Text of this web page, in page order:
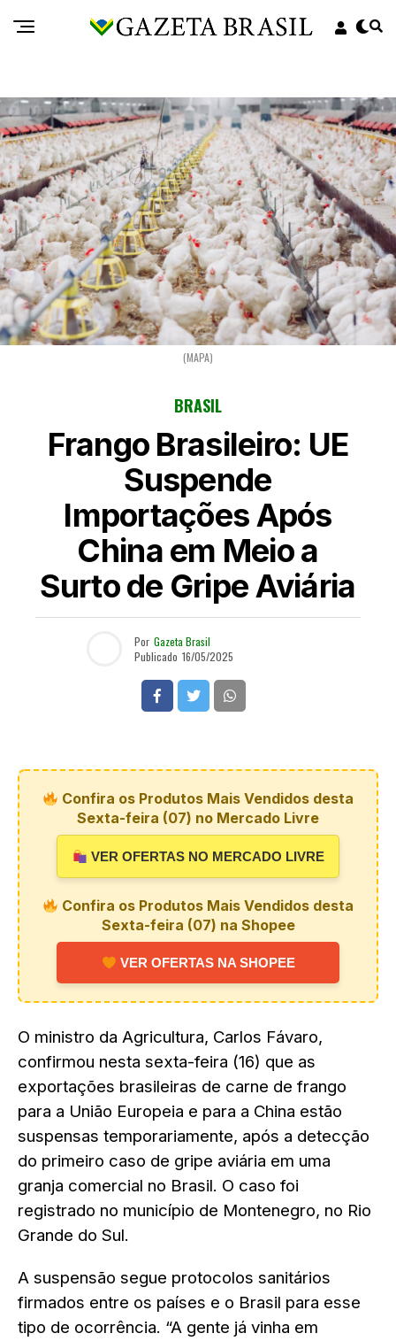
(MAPA)
BRASIL
Frango Brasileiro: UE
Suspende
Importações Após
China em Meio a
Surto de Gripe Aviária
Por Gazeta Brasil
Publicado 16/05/2025
Confira os Produtos Mais Vendidos desta
Sexta-feira (07) no Mercado Livre
VER OFERTAS NO MERCADO LIVRE
Confira os Produtos Mais Vendidos desta
Sexta-feira (07) na Shopee
VER OFERTAS NA SHOPEE
O ministro da Agricultura, Carlos Fávaro,
confirmou nesta sexta-feira (16) que as
exportações brasileiras de carne de frango
para a União Europeia e para a China estão
suspensas temporariamente, após a detecção
do primeiro caso de gripe aviária em uma
granja comercial no Brasil. O caso foi
registrado no município de Montenegro, no Rio
Grande do Sul.
A suspensão segue protocolos sanitários
firmados entre os países e o Brasil para esse
tipo de ocorrência. “A gente já vinha em